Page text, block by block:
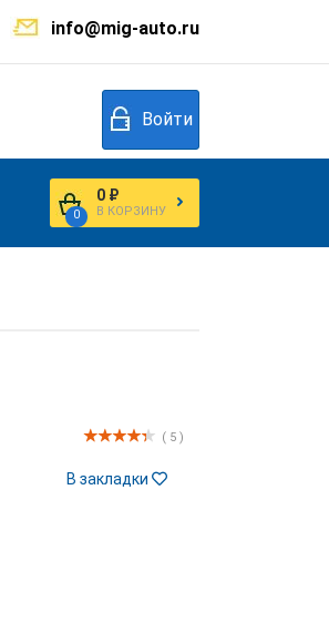
info@mig-auto.ru
Войти
0
0 ₽
В КОРЗИНУ
( 5 )
В закладки